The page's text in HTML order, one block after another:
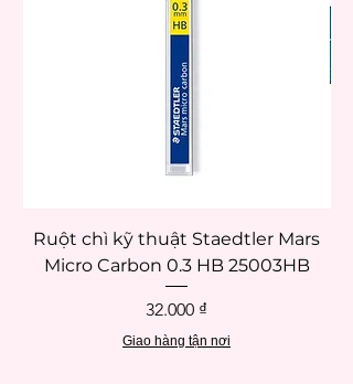
Ruột chì kỹ thuật Staedtler Mars
Micro Carbon 0.3 HB 25003HB
Giá
32.000 ₫
Giao hàng tận nơi